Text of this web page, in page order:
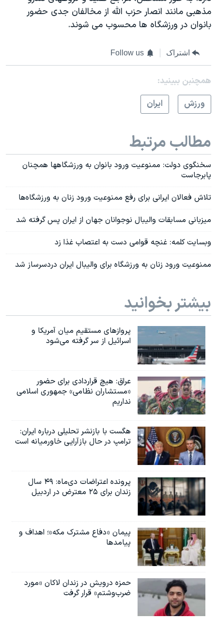
مذهبی مانند انصار حزب الله از مخالفان جدی حضور
بانوان در ورزشگاه ها محسوب می شوند.
اشتراک Follow us
همچنبن ببینید:
ورزش
ايران
مطالب مرتبط
سخنگوی دولت: ممنوعیت ورود بانوان به ورزشگاهها همچنان
پابرجاست
تلاش فعالان ایرانی برای رفع ممنوعیت ورود زنان به ورزشگاه‌ها
میزبانی مسابقات والیبال نوجوانان جهان از ایران پس گرفته شد
وبسایت کلمه: غنچه قوامی دست به اعتصاب غذا زد
ممنوعیت ورود زنان به ورزشگاه برای والیبال ایران دردسرساز شد
بیشتر بخوانید
پروازهای مستقیم میان آمریکا و
اسرائیل از سر گرفته می‌شود
عراق: هیچ قراردادی برای حضور
«مستشاران نظامی» جمهوری اسلامی
نداریم
هگست با بازنشر تحلیلی درباره ایران:
ترامپ در حال بازآرایی خاورمیانه است
پرونده اعتراضات دی‌ماه: ۴۹ سال
زندان برای ۲۵ معترض در اردبیل
پیمان «دفاع مشترک مکه»؛ اهداف و
پیامدها
حمزه درویش در زندان لاکان «مورد
ضرب‌وشتم» قرار گرفت